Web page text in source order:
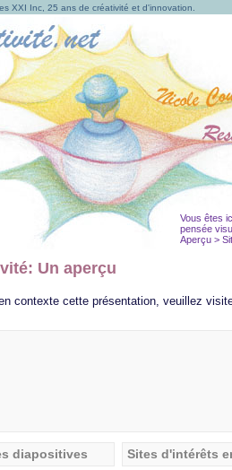
XXI Inc, 25 ans de créativité et d'innovation.
Vous êtes
pensée
Aperçu >
Un aperçu
contexte cette présentation, veuillez
diapositives Sites d'intérêts